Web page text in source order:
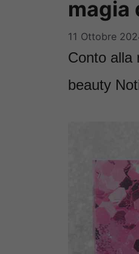
magia
11 Ottobre
Conto alla
beauty